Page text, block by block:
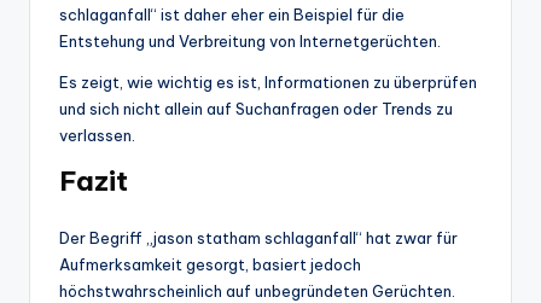
schlaganfall“ ist daher eher ein Beispiel für die
Entstehung und Verbreitung von Internetgerüchten.
Es zeigt, wie wichtig es ist, Informationen zu überprüfen
und sich nicht allein auf Suchanfragen oder Trends zu
verlassen.
Fazit
Der Begriff „jason statham schlaganfall“ hat zwar für
Aufmerksamkeit gesorgt, basiert jedoch
höchstwahrscheinlich auf unbegründeten Gerüchten.